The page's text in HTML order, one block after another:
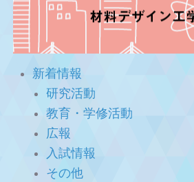
新着情報
研究活動
教育・学修活動
広報
入試情報
その他